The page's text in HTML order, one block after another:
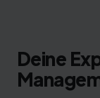
Deine